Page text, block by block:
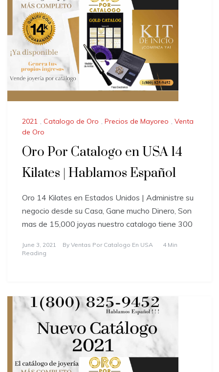
2021 , Catalogo de Oro , Precios de Mayoreo , Venta
de Oro
Oro Por Catalogo en USA 14
Kilates | Hablamos Español
Oro 14 Kilates en Estados Unidos | Administre su
negocio desde su Casa, Gane mucho Dinero, Son
mas de 15,000 joyas nuestro catalogo tiene 300
June 3, 2021 By Ventas Por Catalogo En USA
4 Min
Reading